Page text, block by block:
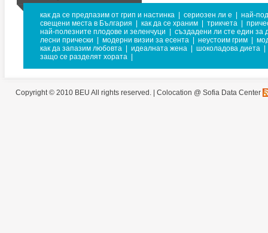
как да се предпазим от грип и настинка сериозен ли е
най-
свещени места в България
как да се храним трикчета
най-полезните плодове и зеленчуци
създадени ли сте един за
лесни прически
модерни визии за есента неустоим грим
как да запазим любовта
идеалната жена шоколадова диета
защо се разделят хората
Copyright © 2010 BEU All rights reserved. | Colocation @ Sofia Data Center